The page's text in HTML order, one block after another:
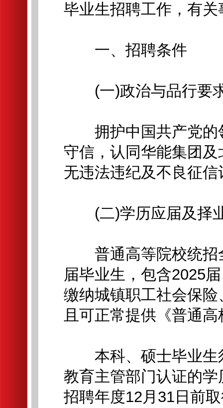
毕业生招聘工作，有
一、招聘条件
(一)政治与品行要
拥护中国共产党的
守信，认同华能集团
无违法违纪及不良征信
(二)学历应届及择
普通高等院校统招
届毕业生，包含2025
缴纳城镇职工社会保
且可正常提供《普通
本科、硕士毕业生
教育主管部门认证的
招聘年度12月31日前